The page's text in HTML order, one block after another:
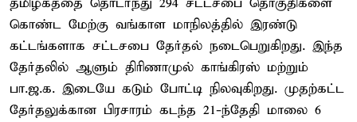
கொண்ட மேற்கு வங்காள மாநிலத்தில் இரண்டு
கட்டங்களாக சட்டசபை தேர்தல் நடைபெறுகிறது. இந்த
தேர்தலில் ஆளும் திரிணாமுல் காங்கிரஸ் மற்றும்
பா.ஜ.க. இடையே கடும் போட்டி நிலவுகிறது. முதற்கட்ட
தேர்தலுக்கான பிரசாரம் கடந்த 21-ந்தேதி மாலை 6